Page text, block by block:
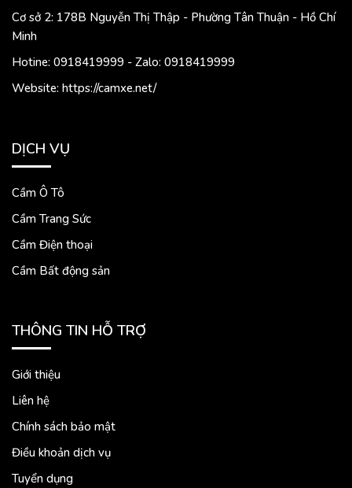
Cơ sở 2: 178B Nguyễn Thị Thập - Phường Tân Thuận - Hồ Chí
Minh
Hotine: 0918419999 - Zalo: 0918419999
Website: https://camxe.net/
DỊCH VỤ
Cầm Ô Tô
Cầm Trang Sức
Cầm Điện thoại
Cầm Bất động sản
THÔNG TIN HỖ TRỢ
Giới thiệu
Liên hệ
Chính sách bảo mật
Điều khoản dịch vụ
Tuyển dụng